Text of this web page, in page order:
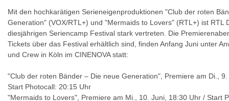
Mit den hochkarätigen Serieneigenproduktionen "Club der roten
Generation" (VOX/RTL+) und "Mermaids to Lovers" (RTL+) ist RTL
diesjährigen Seriencamp Festival stark vertreten. Die
Tickets über das Festival erhältlich sind, finden Anfang Juni unter
und Crew in Köln im CINENOVA statt:
"Club der roten Bänder – Die neue Generation", Premiere am Di.,
Start Photocall: 20:15 Uhr
"Mermaids to Lovers", Premiere am Mi., 10. Juni, 18:30 Uhr / Start